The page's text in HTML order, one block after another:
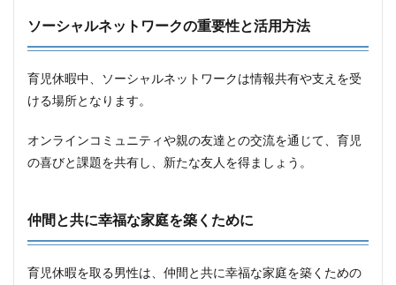
ソーシャルネットワークの重要性と活用方法
育児休暇中、ソーシャルネットワークは情報共有や支えを受
ける場所となります。
オンラインコミュニティや親の友達との交流を通じて、育児
の喜びと課題を共有し、新たな友人を得ましょう。
仲間と共に幸福な家庭を築くために
育児休暇を取る男性は、仲間と共に幸福な家庭を築くための